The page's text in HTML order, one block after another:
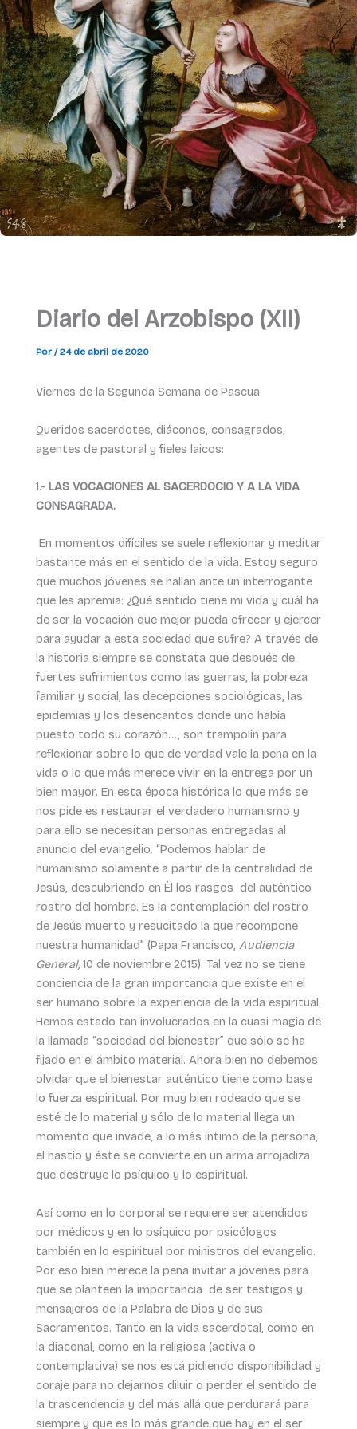
Diario del Arzobispo (XII)
Por /24 de abril de 2020
Viernes de la Segunda Semana de Pascua
Queridos sacerdotes, diáconos, consagrados,
agentes de pastoral y fieles laicos:
1.- LAS VOCACIONES AL SACERDOCIO Y A LA VIDA
CONSAGRADA.
En momentos difíciles se suele reflexionar y meditar
bastante más en el sentido de la vida. Estoy seguro
que muchos jóvenes se hallan ante un interrogante
que les apremia: ¿Qué sentido tiene mi vida y cuál ha
de ser la vocación que mejor pueda ofrecer y ejercer
para ayudar a esta sociedad que sufre? A través de
la historia siempre se constata que después de
fuertes sufrimientos como las guerras, la pobreza
familiar y social, las decepciones sociológicas, las
epidemias y los desencantos donde uno había
puesto todo su corazón…, son trampolín para
reflexionar sobre lo que de verdad vale la pena en la
vida o lo que más merece vivir en la entrega por un
bien mayor. En esta época histórica lo que más se
nos pide es restaurar el verdadero humanismo y
para ello se necesitan personas entregadas al
anuncio del evangelio. “Podemos hablar de
humanismo solamente a partir de la centralidad de
Jesús, descubriendo en Él los rasgos del auténtico
rostro del hombre. Es la contemplación del rostro
de Jesús muerto y resucitado la que recompone
nuestra humanidad” (Papa Francisco, Audiencia
General,10 de noviembre 2015). Tal vez no se tiene
conciencia de la gran importancia que existe en el
ser humano sobre la experiencia de la vida espiritual.
Hemos estado tan involucrados en la cuasi magia de
la llamada “sociedad del bienestar” que sólo se ha
fijado en el ámbito material. Ahora bien no debemos
olvidar que el bienestar auténtico tiene como base
lo fuerza espiritual. Por muy bien rodeado que se
esté de lo material y sólo de lo material llega un
momento que invade, a lo más íntimo de la persona,
el hastío y éste se convierte en un arma arrojadiza
que destruye lo psíquico y lo espiritual.
Así como en lo corporal se requiere ser atendidos
por médicos y en lo psíquico por psicólogos
también en lo espiritual por ministros del evangelio.
Por eso bien merece la pena invitar a jóvenes para
que se planteen la importancia de ser testigos y
mensajeros de la Palabra de Dios y de sus
Sacramentos. Tanto en la vida sacerdotal, como en
la diaconal, como en la religiosa (activa o
contemplativa) se nos está pidiendo disponibilidad y
coraje para no dejarnos diluir o perder el sentido de
la trascendencia y del más allá que perdurará para
siempre y que es lo más grande que hay en el ser